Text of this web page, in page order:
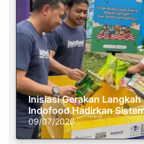
Inisiasi Gerakan
Indofood Hadirkan
Semasa Piknik
09/07/2026